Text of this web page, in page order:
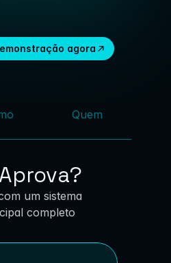
agora
Quem
um sistema
completo